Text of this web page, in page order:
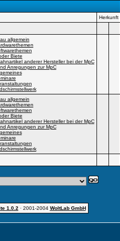
Herkunft
allgemein
Biete
anderer Hersteller bei der MpC
Anregungen zur MpC
allgemein
Biete
anderer Hersteller bei der MpC
Anregungen zur MpC
1.0.2 · 2001-2004 WoltLab GmbH